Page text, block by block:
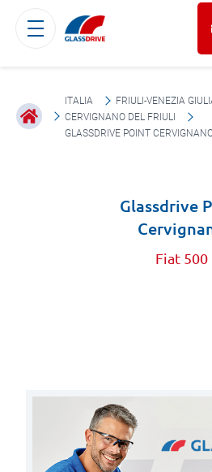
ITALIA FRIULI-VENEZIA
CERVIGNANO DEL FRIULI
GLASSDRIVE POINT
Glassdrive
Fiat 500